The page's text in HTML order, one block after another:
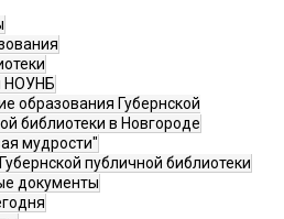
НОУНБ
образования Губернской
библиотеки в Новгороде
мудрости"
публичной библиотеки
документы